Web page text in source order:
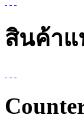
สินค้าแ